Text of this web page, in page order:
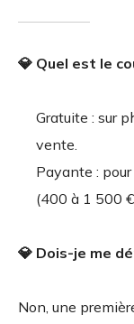
💎 Quel est le
Gratuite : sur
vente.
Payante :
(400 à 1 500
💎 Dois-je me
Non, une